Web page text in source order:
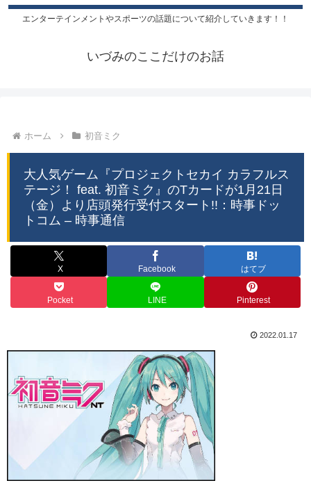
エンターテインメントやスポーツの話題について紹介していきます！！
いづみのここだけのお話
ホーム 初音ミク
大人気ゲーム『プロジェクトセカイ カラフルス
テージ！ feat. 初音ミク』のTカードが1月21日
（金）より店頭発行受付スタート!!：時事ドッ
トコム – 時事通信
X Facebook はてブ
Pocket LINE Pinterest
2022.01.17